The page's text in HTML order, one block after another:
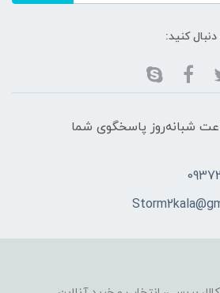
کنید:
هفته ، ۲۴ ساعت شبانه‌روز پاسخگوی شما